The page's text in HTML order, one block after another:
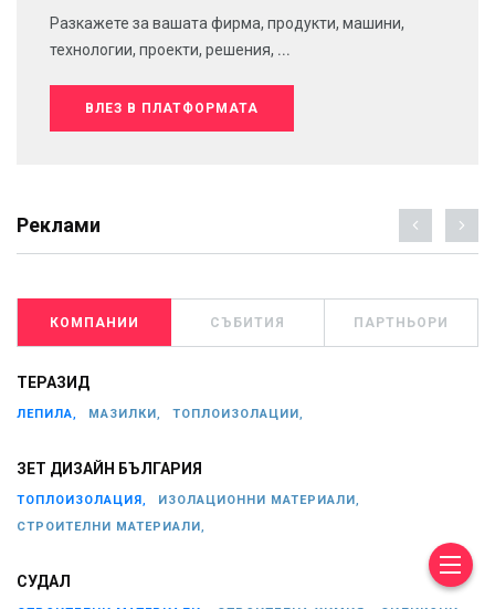
Разкажете за вашата фирма, продукти, машини,
технологии, проекти, решения, ...
ВЛЕЗ В ПЛАТФОРМАТА
Реклами
КОМПАНИИ СЪБИТИЯ ПАРТНЬОРИ
ТЕРАЗИД
ЛЕПИЛА, МАЗИЛКИ, ТОПЛОИЗОЛАЦИИ,
ЗЕТ ДИЗАЙН БЪЛГАРИЯ
ТОПЛОИЗОЛАЦИЯ,
ИЗОЛАЦИОННИ МАТЕРИАЛИ,
СТРОИТЕЛНИ МАТЕРИАЛИ,
СУДАЛ